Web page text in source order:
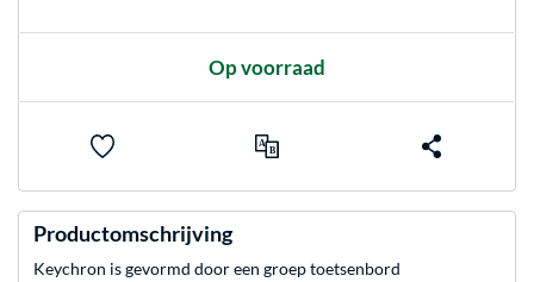
Op voorraad
Productomschrijving
Keychron is gevormd door een groep toetsenbord